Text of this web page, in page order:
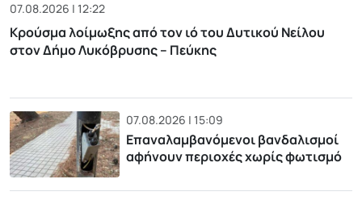
07.08.2026 | 12:22
Κρούσμα λοίμωξης από τον ιό του Δυτικού Νείλου
στον Δήμο Λυκόβρυσης – Πεύκης
07.08.2026 | 15:09
Επαναλαμβανόμενοι βανδαλισμοί
αφήνουν περιοχές χωρίς φωτισμό